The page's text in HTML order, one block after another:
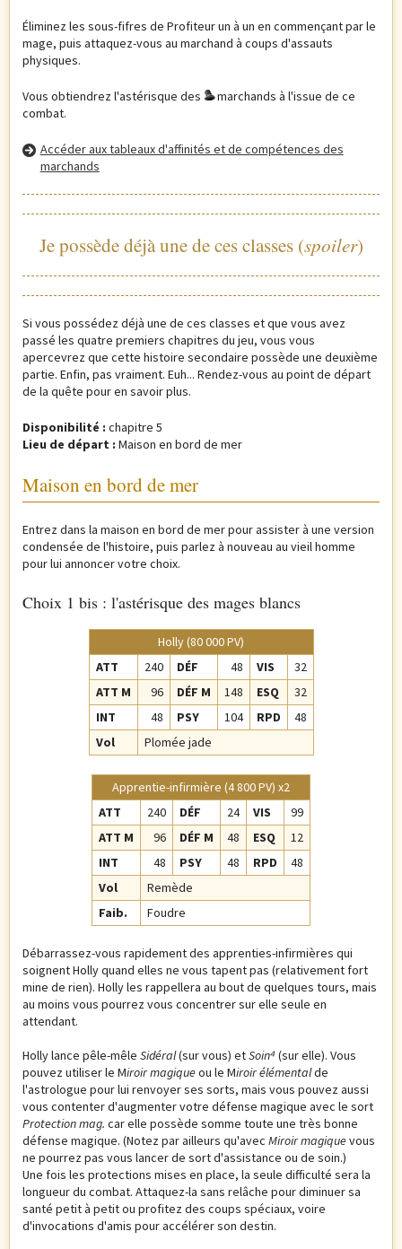
Éliminez les sous-fifres de Profiteur un à un en commençant par le
mage, puis attaquez-vous au marchand à coups d'assauts
physiques.
Vous obtiendrez l'astérisque des
marchands à l'issue de ce
combat.
Accéder aux tableaux d'affinités et de compétences des
marchands
Je possède déjà une de ces classes (spoiler)
Si vous possédez déjà une de ces classes et que vous avez
passé les quatre premiers chapitres du jeu, vous vous
apercevrez que cette histoire secondaire possède une deuxième
partie. Enfin, pas vraiment. Euh... Rendez-vous au point de départ
de la quête pour en savoir plus.
Disponibilité : chapitre 5
Lieu de départ : Maison en bord de mer
Maison en bord de mer
Entrez dans la maison en bord de mer pour assister à une version
condensée de l'histoire, puis parlez à nouveau au vieil homme
pour lui annoncer votre choix.
Choix 1 bis : l'astérisque des mages blancs
Holly (80 000 PV)
ATT
240 DÉF 48 VIS
32
ATT M
96 DÉF M 148 ESQ
32
INT
48 PSY 104 RPD
48
Vol
Plomée jade
Apprentie-infirmière (4 800 PV) x2
ATT
240 DÉF 24 VIS
99
ATT M
96 DÉF M 48 ESQ
12
INT
48 PSY 48 RPD
48
Vol
Remède
Faib.
Foudre
Débarrassez-vous rapidement des apprenties-infirmières qui
soignent Holly quand elles ne vous tapent pas (relativement fort
mine de rien). Holly les rappellera au bout de quelques tours, mais
au moins vous pourrez vous concentrer sur elle seule en
attendant.
Holly lance pêle-mêle Sidéral(sur vous) etSoin⁴(sur elle). Vous
pouvez utiliser le Miroir magiqueou le Miroir élémentalde
l'astrologue pour lui renvoyer ses sorts, mais vous pouvez aussi
vous contenter d'augmenter votre défense magique avec le sort
Protection mag. car elle possède somme toute une très bonne
défense magique. (Notez par ailleurs qu'avec Miroir magiquevous
ne pourrez pas vous lancer de sort d'assistance ou de soin.)
Une fois les protections mises en place, la seule difficulté sera la
longueur du combat. Attaquez-la sans relâche pour diminuer sa
santé petit à petit ou profitez des coups spéciaux, voire
d'invocations d'amis pour accélérer son destin.